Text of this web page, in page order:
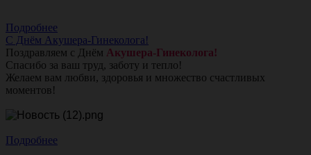
Подробнее
С Днём Акушера-Гинеколога!
Поздравляем с Днём Акушера-Гинеколога!
Спасибо за ваш труд, заботу и тепло!
Желаем вам любви, здоровья и множество счастливых
моментов!
Подробнее